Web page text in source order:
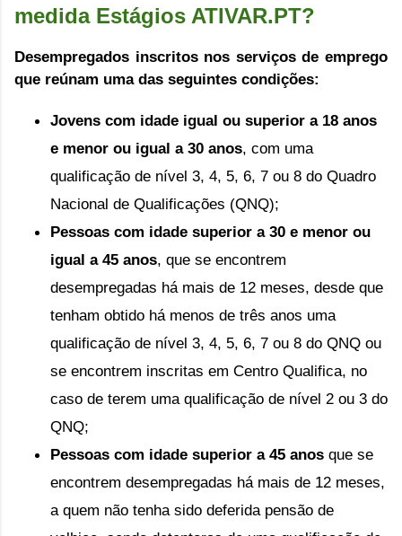
medida Estágios ATIVAR.PT?
Desempregados inscritos nos serviços de emprego
que reúnam uma das seguintes condições:
Jovens com idade igual ou superior a 18 anos
e menor ou igual a 30 anos, com uma
qualificação de nível 3, 4, 5, 6, 7 ou 8 do Quadro
Nacional de Qualificações (QNQ);
Pessoas com idade superior a 30 e menor ou
igual a 45 anos, que se encontrem
desempregadas há mais de 12 meses, desde que
tenham obtido há menos de três anos uma
qualificação de nível 3, 4, 5, 6, 7 ou 8 do QNQ ou
se encontrem inscritas em Centro Qualifica, no
caso de terem uma qualificação de nível 2 ou 3 do
QNQ;
Pessoas com idade superior a 45 anos que se
encontrem desempregadas há mais de 12 meses,
a quem não tenha sido deferida pensão de